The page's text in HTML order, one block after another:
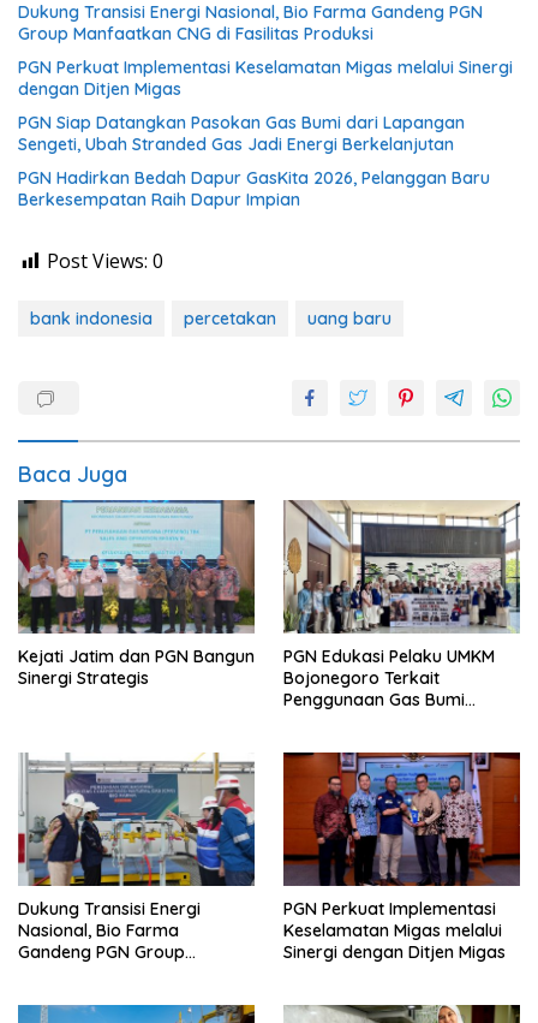
Dukung Transisi Energi Nasional, Bio Farma Gandeng PGN
Group Manfaatkan CNG di Fasilitas Produksi
PGN Perkuat Implementasi Keselamatan Migas melalui Sinergi
dengan Ditjen Migas
PGN Siap Datangkan Pasokan Gas Bumi dari Lapangan
Sengeti, Ubah Stranded Gas Jadi Energi Berkelanjutan
PGN Hadirkan Bedah Dapur GasKita 2026, Pelanggan Baru
Berkesempatan Raih Dapur Impian
Post Views: 0
bank indonesia percetakan uang baru
Baca Juga
Kejati Jatim dan PGN Bangun
Sinergi Strategis
PGN Edukasi Pelaku UMKM
Bojonegoro Terkait
Penggunaan Gas Bumi
Dukung Transisi Energi
Nasional, Bio Farma
Gandeng PGN Group
PGN Perkuat Implementasi
Keselamatan Migas melalui
Sinergi dengan Ditjen Migas